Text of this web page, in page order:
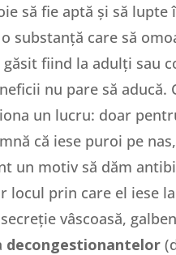
să fie aptă și să
substanță care să
fiind la adulți sau
nu pare să
un lucru: doar
că iese puroi pe
un motiv să dăm
locul prin care el iese
vâscoasă,
decongestionantelor